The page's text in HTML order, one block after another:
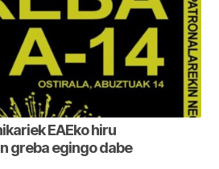
EAEko hiru
greba egingo dabe